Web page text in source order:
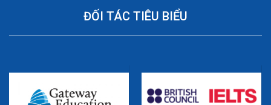
ĐỐI TÁC TIÊU BIỂU